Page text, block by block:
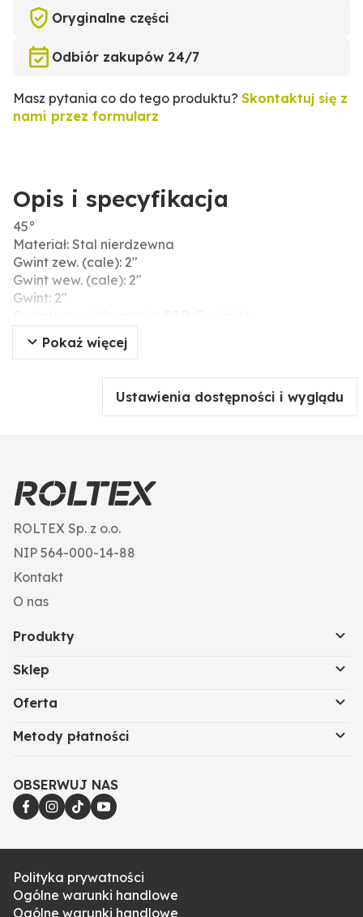
Oryginalne części
Odbiór zakupów 24/7
Masz pytania co do tego produktu? Skontaktuj się z
nami przez formularz
Opis i specyfikacja
45°
Materiał: Stal nierdzewna
Gwint zew. (cale): 2"
Gwint wew. (cale): 2"
Gwint: 2"
Pokaż więcej
Ustawienia dostępności i wyglądu
ROLTEX Sp. z o.o.
NIP 564-000-14-88
Kontakt
O nas
Produkty
Sklep
Oferta
Metody płatności
OBSERWUJ NAS
Polityka prywatności
Ogólne warunki handlowe
Ogólne warunki handlowe